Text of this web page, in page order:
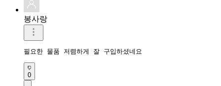
봉사랑
필요한 물품 저렴하게 잘 구입하셨네요
0